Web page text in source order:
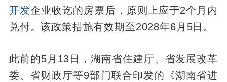
开发企业收讫的房票后，原则上应于2个月内
兑付。该政策措施有效期至2028年6月5日。‌‌
此前的5月13日，湖南省住建厅、省发展改革
委、省财政厅等9部门联合印发的《湖南省进